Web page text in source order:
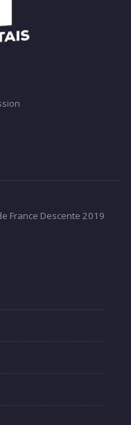
France Descente 2019